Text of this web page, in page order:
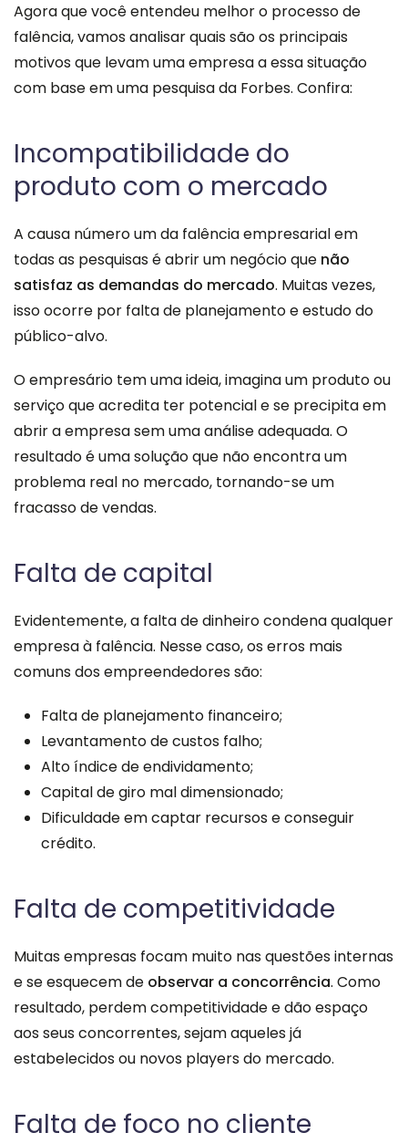
Agora que você entendeu melhor o processo de
falência, vamos analisar quais são os principais
motivos que levam uma empresa a essa situação
com base em uma pesquisa da Forbes. Confira:
Incompatibilidade do
produto com o mercado
A causa número um da falência empresarial em
todas as pesquisas é abrir um negócio que não
satisfaz as demandas do mercado. Muitas vezes,
isso ocorre por falta de planejamento e estudo do
público-alvo.
O empresário tem uma ideia, imagina um produto ou
serviço que acredita ter potencial e se precipita em
abrir a empresa sem uma análise adequada. O
resultado é uma solução que não encontra um
problema real no mercado, tornando-se um
fracasso de vendas.
Falta de capital
Evidentemente, a falta de dinheiro condena qualquer
empresa à falência. Nesse caso, os erros mais
comuns dos empreendedores são:
Falta de planejamento financeiro;
Levantamento de custos falho;
Alto índice de endividamento;
Capital de giro mal dimensionado;
Dificuldade em captar recursos e conseguir
crédito.
Falta de competitividade
Muitas empresas focam muito nas questões internas
e se esquecem de observar a concorrência. Como
resultado, perdem competitividade e dão espaço
aos seus concorrentes, sejam aqueles já
estabelecidos ou novos players do mercado.
Falta de foco no cliente